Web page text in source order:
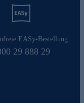
EASy-Bestellung
29 888 29